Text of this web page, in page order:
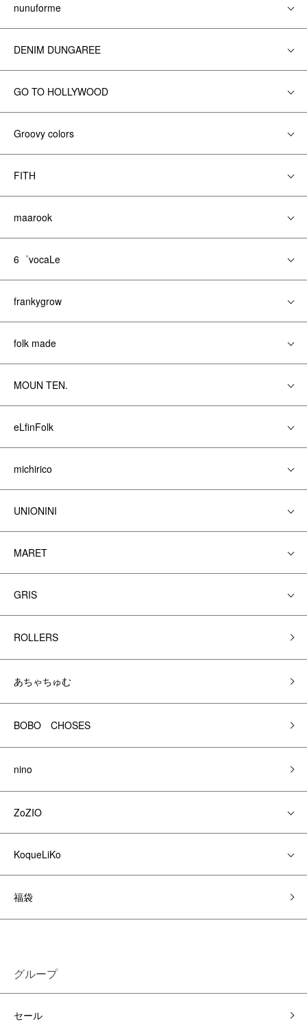
nunuforme
DENIM DUNGAREE
GO TO HOLLYWOOD
Groovy colors
FITH
maarook
6゜vocaLe
frankygrow
folk made
MOUN TEN.
eLfinFolk
michirico
UNIONINI
MARET
GRIS
ROLLERS
あちゃちゅむ
BOBO CHOSES
nino
ZoZIO
KoqueLiKo
福袋
グループ
セール